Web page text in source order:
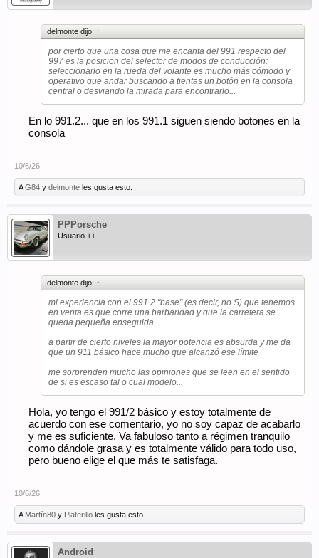
delmonte dijo: ↑
por cierto que una cosa que me encanta del 991 respecto del
997 es la posicion del selector de modos de conducción:
seleccionarlo en la rueda del volante es mucho más cómodo y
operativo que andar buscando a tientas un botón en la consola
central o desviando la mirada para encontrarlo...
En lo 991.2... que en los 991.1 siguen siendo botones en la
consola
10/6/26
AG84 y delmonte les gusta esto.
PPPorsche
Usuario ++
delmonte dijo: ↑
mi experiencia con el 991.2 "base" (es decir, no S) que tenemos
en venta es que corre una barbaridad y que la carretera se
queda pequeña enseguida
a partir de cierto niveles la mayor potencia es absurda y me da
que un 911 básico hace mucho que alcanzó ese límite
me sorprenden mucho las opiniones que se leen en el sentido
de si es escaso tal o cual modelo...
Hola, yo tengo el 991/2 básico y estoy totalmente de
acuerdo con ese comentario, yo no soy capaz de acabarlo
y me es suficiente. Va fabuloso tanto a régimen tranquilo
como dándole grasa y es totalmente válido para todo uso,
pero bueno elige el que más te satisfaga.
10/6/26
A Martín80 y Platerillo les gusta esto.
Android